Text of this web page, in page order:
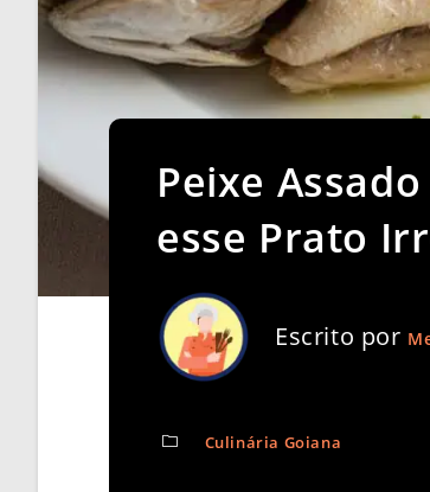
Peixe
esse Prato
Escrito por
Culinária Goiana